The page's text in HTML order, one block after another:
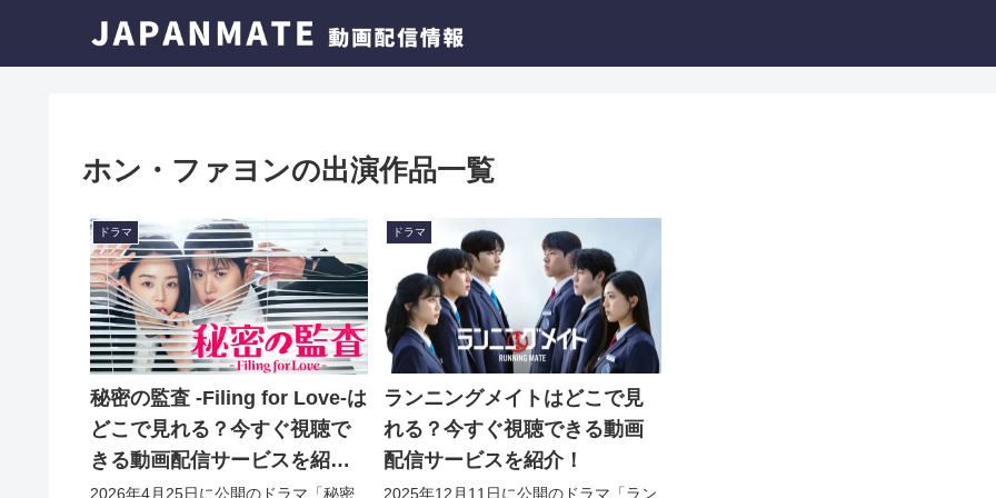
ホン・ファヨンの出演作品一覧
ドラマ
秘密の監査 -Filing for Love-は
どこで見れる？今すぐ視聴で
きる動画配信サービスを紹
介！
2026年4月25日に公開のドラマ「秘密
ドラマ
ランニングメイトはどこで見
れる？今すぐ視聴できる動画
配信サービスを紹介！
2025年12月11日に公開のドラマ「ラン